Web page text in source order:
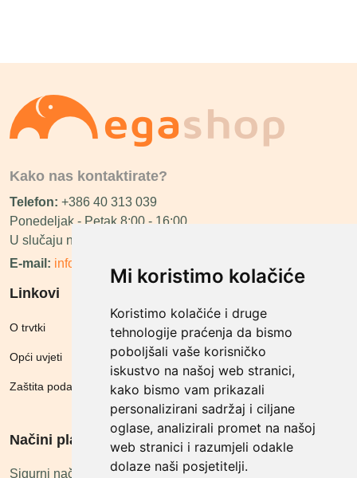
Mi koristimo kolačiće
Koristimo kolačiće i druge
tehnologije praćenja da bismo
poboljšali vaše korisničko
iskustvo na našoj web stranici,
kako bismo vam prikazali
personalizirani sadržaj i ciljane
oglase, analizirali promet na našoj
web stranici i razumjeli odakle
dolaze naši posjetitelji.
Kako nas kontaktirate?
Telefon: +386 40 313 039
Ponedeljak - Petak 8:00 - 16:00
U slučaju neraspoloživosti ćemo vas nazvati.
E-mail: info@megashop.hr
Linkovi
O trvtki
Opći uvjeti
Zaštita podataka
Načini plačanja
Sigurni načini plaćanja